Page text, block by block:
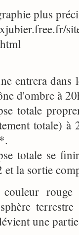
plus
entrera dans
d'ombre à
totale
totale) à
totale se
et la sortie
rouge
une